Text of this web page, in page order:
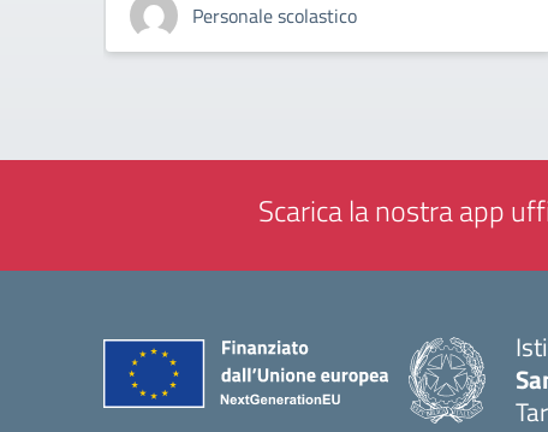
Personale scolastico
Scarica la nostra app